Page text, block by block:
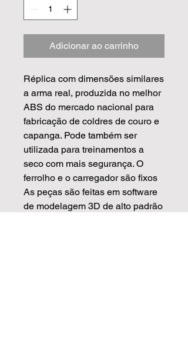
Adicionar ao carrinho
Réplica com dimensões similares
a arma real, produzida no melhor
ABS do mercado nacional para
fabricação de coldres de couro e
capanga. Pode também ser
utilizada para treinamentos a
seco com mais segurança. O
ferrolho e o carregador são fixos
As peças são feitas em software
de modelagem 3D de alto padrão